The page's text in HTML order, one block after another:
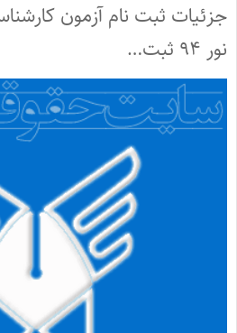
جزئیات ثبت نام آزمون
نور ۹۴ ثبت…